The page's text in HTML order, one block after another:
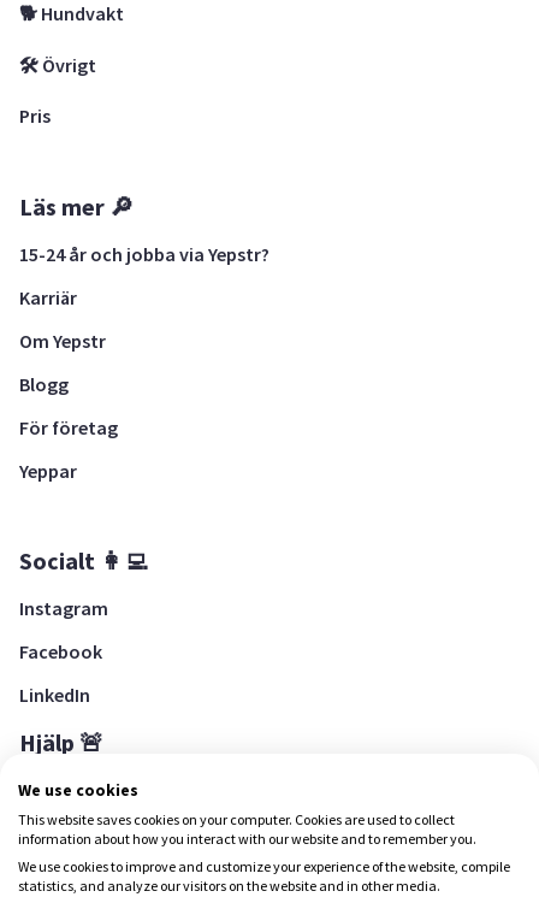
🐕 Hundvakt
🛠 Övrigt
Pris
Läs mer 🔎
15-24 år och jobba via Yepstr?
Karriär
Om Yepstr
Blogg
För företag
Yeppar
Socialt 👩‍💻
Instagram
Facebook
LinkedIn
Hjälp 🚨
Hjälpcenter
Ladda ned Yepstr
We use cookies
This website saves cookies on your computer. Cookies are used to collect
information about how you interact with our website and to remember you.
We use cookies to improve and customize your experience of the website, compile
statistics, and analyze our visitors on the website and in other media.